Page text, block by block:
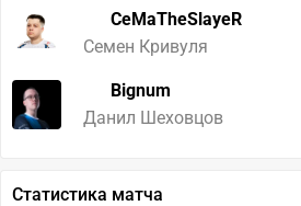
CeMaTheSlayeR
Семен Кривуля
Bignum
Данил Шеховцов
Статистика матча